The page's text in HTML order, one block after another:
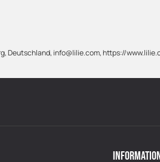
Deutschland, info@lilie.com, https://